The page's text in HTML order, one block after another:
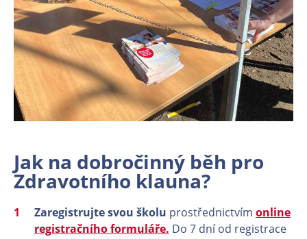
Jak na dobročinný běh pro
Zdravotního klauna?
Zaregistrujte svou školu prostřednictvím online
registračního formuláře. Do 7 dní od registrace